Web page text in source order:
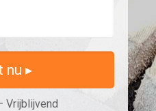
nu ▸
Vrijblijvend